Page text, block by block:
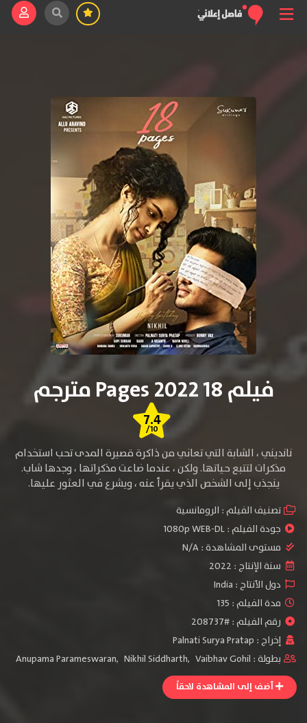
فيلم 18 Pages 2022 مترجم
7.4
/10
نانديني ، الشابة التي تعاني من ذاكرة قصيرة المدى تحب استخدام
مذكرات لتتبع حياتها. ولكن ، عندما ضاعت مذكراتها ، وجدها شاب.
ينجذب إلى الشخص الذي يقرأ عنه ، ويشرع في العثور عليها.
تصنيف الفيلم : الرومانسية
جودة الفيلم :1080p WEB-DL
مستوى المشاهدة :N/A
سنة الإنتاج : 2022
دول الأنتاج : India
مدة الفيلم : 135
رقم الفيلم : #208737
إخراج : Palnati Surya Pratap
بطولة :
Anupama Parameswaran, Nikhil Siddharth, Vaibhav Gohil
أضف إلى المشاهدة لاحقاً